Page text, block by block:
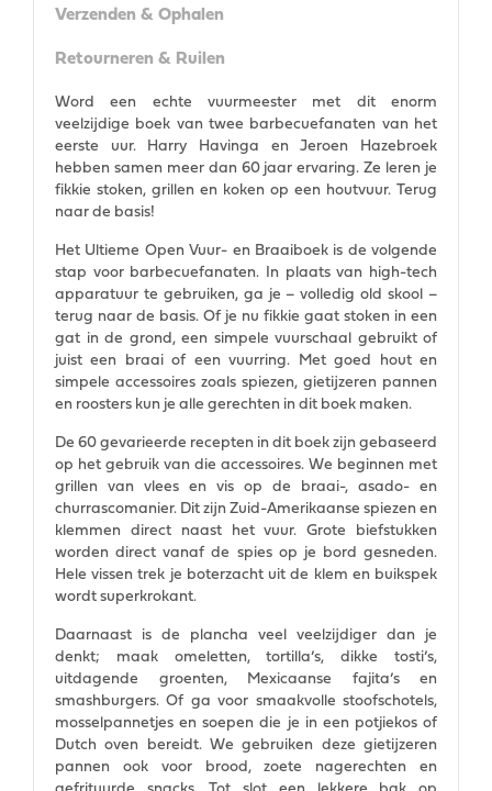
Verzenden & Ophalen
Retourneren & Ruilen
Word een echte vuurmeester met dit enorm
veelzijdige boek van twee barbecuefanaten van het
eerste uur. Harry Havinga en Jeroen Hazebroek
hebben samen meer dan 60 jaar ervaring. Ze leren je
fikkie stoken, grillen en koken op een houtvuur. Terug
naar de basis!
Het Ultieme Open Vuur- en Braaiboek is de volgende
stap voor barbecuefanaten. In plaats van high-tech
apparatuur te gebruiken, ga je – volledig old skool –
terug naar de basis. Of je nu fikkie gaat stoken in een
gat in de grond, een simpele vuurschaal gebruikt of
juist een braai of een vuurring. Met goed hout en
simpele accessoires zoals spiezen, gietijzeren pannen
en roosters kun je alle gerechten in dit boek maken.
De 60 gevarieerde recepten in dit boek zijn gebaseerd
op het gebruik van die accessoires. We beginnen met
grillen van vlees en vis op de braai-, asado- en
churrascomanier. Dit zijn Zuid-Amerikaanse spiezen en
klemmen direct naast het vuur. Grote biefstukken
worden direct vanaf de spies op je bord gesneden.
Hele vissen trek je boterzacht uit de klem en buikspek
wordt superkrokant.
Daarnaast is de plancha veel veelzijdiger dan je
denkt; maak omeletten, tortilla’s, dikke tosti’s,
uitdagende groenten, Mexicaanse fajita’s en
smashburgers. Of ga voor smaakvolle stoofschotels,
mosselpannetjes en soepen die je in een potjiekos of
Dutch oven bereidt. We gebruiken deze gietijzeren
pannen ook voor brood, zoete nagerechten en